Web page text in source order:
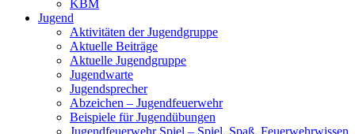
KBM
Jugend
Aktivitäten der Jugendgruppe
Aktuelle Beiträge
Aktuelle Jugendgruppe
Jugendwarte
Jugendsprecher
Abzeichen – Jugendfeuerwehr
Beispiele für Jugendübungen
Jugendfeuerwehr Spiel – Spiel, Spaß, Feuerwehrwissen